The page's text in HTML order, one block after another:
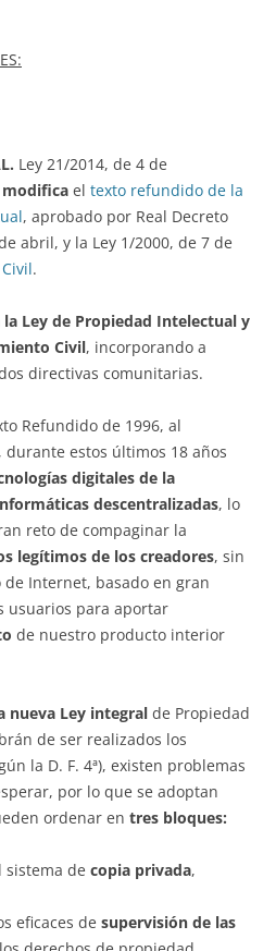
Ley 21/2014, de 4 de
modifica el texto refundido de la
, aprobado por Real Decreto
abril, y la Ley 1/2000, de 7 de
.
de Propiedad Intelectual y
Civil, incorporando a
directivas comunitarias.
Refundido de 1996, al
estos últimos 18 años
digitales de la
descentralizadas, lo
reto de compaginar la
legítimos de los creadores, sin
Internet, basado en gran
usuarios para aportar
de nuestro producto interior
nueva Ley integral de Propiedad
de ser realizados los
la D. F. 4ª), existen problemas
por lo que se adoptan
ordenar en tres bloques:
de copia privada,
eficaces de supervisión de las